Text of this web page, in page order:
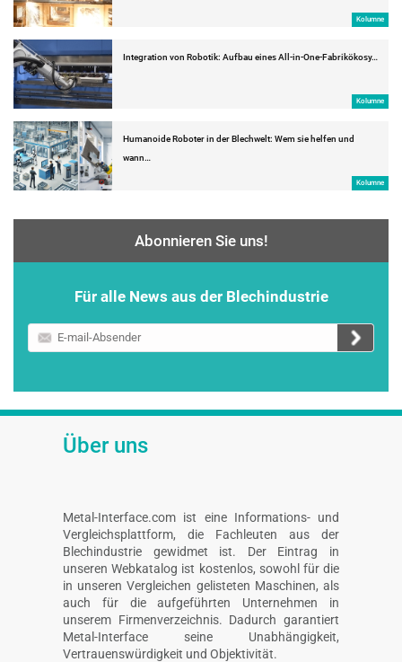
Kolumne
Integration von Robotik: Aufbau eines All-in-One-Fabrikökosy…
Kolumne
Humanoide Roboter in der Blechwelt: Wem sie helfen und
wann…
Kolumne
Abonnieren Sie uns!
Für alle News aus der Blechindustrie
E-
mail-
Über uns
Metal-Interface.com ist eine Informations- und
Vergleichsplattform, die Fachleuten aus der
Blechindustrie gewidmet ist. Der Eintrag in
unseren Webkatalog ist kostenlos, sowohl für die
in unseren Vergleichen gelisteten Maschinen, als
auch für die aufgeführten Unternehmen in
unserem Firmenverzeichnis. Dadurch garantiert
Metal-Interface seine Unabhängigkeit,
Vertrauenswürdigkeit und Objektivität.